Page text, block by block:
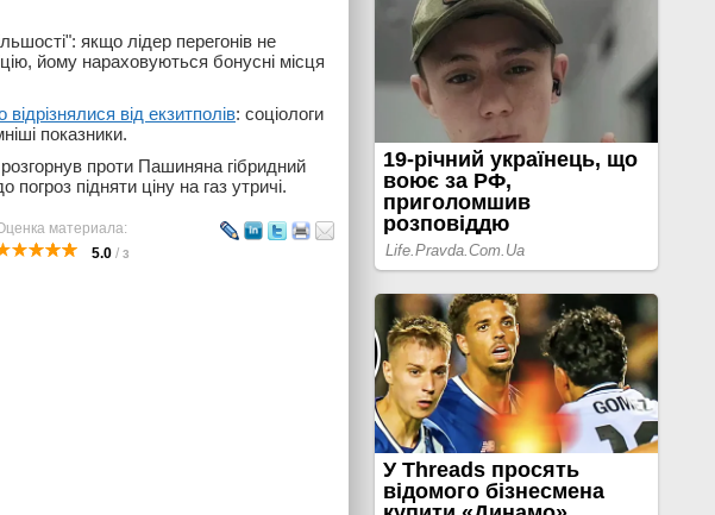
якщо лідер перегонів не
йому нараховуються бонусні місця
відрізнялися від екзитполів: соціологи
показники.
проти Пашиняна гібридний
погроз підняти ціну на газ утричі.
материала:
5.0 / 3